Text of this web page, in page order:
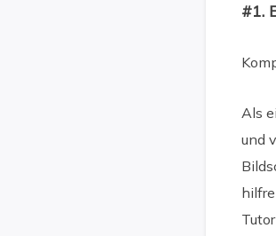
#1.
Als
und